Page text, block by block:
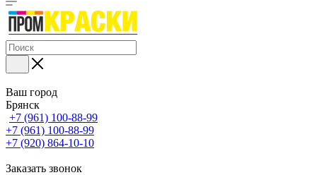
Ваш город
Брянск
+7 (961) 100-88-99
+7 (961) 100-88-99
+7 (920) 864-10-10
Заказать звонок